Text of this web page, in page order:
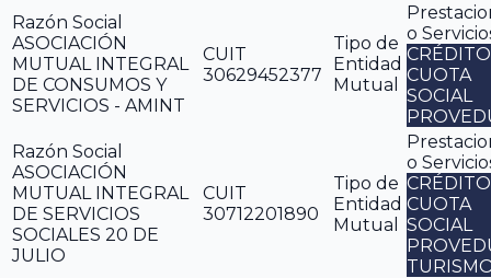
Razón Social
ASOCIACIÓN
MUTUAL INTEGRAL
DE CONSUMOS Y
SERVICIOS - AMINT
CUIT
30629452377
Tipo de
Entidad
Mutual
o
CRÉDITO
CUOTA
SOCIAL
Razón Social
ASOCIACIÓN
MUTUAL INTEGRAL
DE SERVICIOS
SOCIALES 20 DE
JULIO
CUIT
30712201890
Tipo de
Entidad
Mutual
o
CRÉDITO
CUOTA
SOCIAL